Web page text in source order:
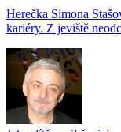
Herečka Simona
kariéry. Z jeviště